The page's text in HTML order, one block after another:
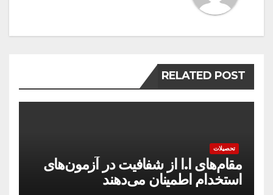
RELATED POST
تحصیلات
مقام‌های ا.ا از شفافیت در آزمون‌های
استخدام اطمینان می‌دهند